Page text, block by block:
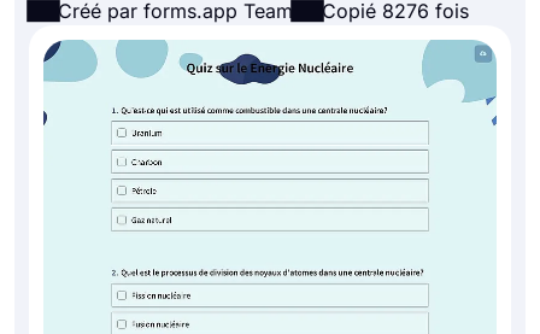
Créé par forms.app Team Copié 8276 fois